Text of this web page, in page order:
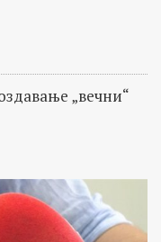
„вечни“